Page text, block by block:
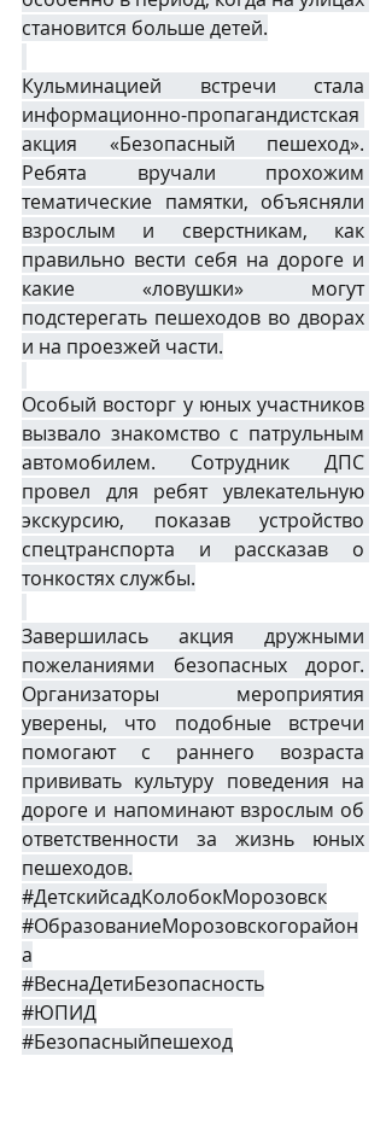
становится больше детей.
Кульминацией встречи стала
информационно-пропагандистская
акция «Безопасный пешеход».
Ребята вручали прохожим
тематические памятки, объясняли
взрослым и сверстникам, как
правильно вести себя на дороге и
какие «ловушки» могут
подстерегать пешеходов во дворах
и на проезжей части.
Особый восторг у юных участников
вызвало знакомство с патрульным
автомобилем. Сотрудник ДПС
провел для ребят увлекательную
экскурсию, показав устройство
спецтранспорта и рассказав о
тонкостях службы.
Завершилась акция дружными
пожеланиями безопасных дорог.
Организаторы мероприятия
уверены, что подобные встречи
помогают с раннего возраста
прививать культуру поведения на
дороге и напоминают взрослым об
ответственности за жизнь юных
пешеходов.
#ДетскийсадКолобокМорозовск
#ОбразованиеМорозовскогорайон
а
#ВеснаДетиБезопасность
#ЮПИД
#Безопасныйпешеход